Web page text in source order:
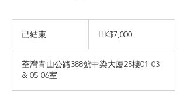
已結束 HK$7,000
荃灣青山公路388號中染大廈25樓01-03
& 05-06室